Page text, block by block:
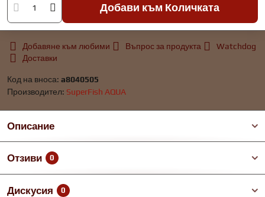
Добави към Количката
Добавяне към любими Въпрос за продукта
Watchdog
Доставки
Код на вноса: a8040505
Производител: SuperFish AQUA
Описание
Отзиви 0
Дискусия 0